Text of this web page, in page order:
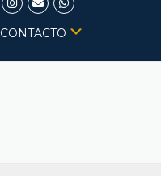
CONTACTO